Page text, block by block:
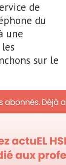
de
du
une
sur le